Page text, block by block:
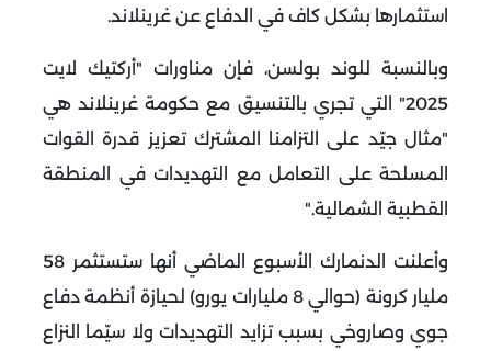
استثمارها بشكل كاف في الدفاع عن غرينلاند.
وبالنسبة للوند بولسن، فإن مناورات "أركتيك لايت
2025" التي تجري بالتنسيق مع حكومة غرينلاند هي
"مثال جيّد على التزامنا المشترك تعزيز قدرة القوات
المسلحة على التعامل مع التهديدات في المنطقة
القطبية الشمالية".
وأعلنت الدنمارك الأسبوع الماضي أنها ستستثمر 58
مليار كرونة (حوالي 8 مليارات يورو) لحيازة أنظمة دفاع
جوي وصاروخي بسبب تزايد التهديدات ولا سيّما النزاع